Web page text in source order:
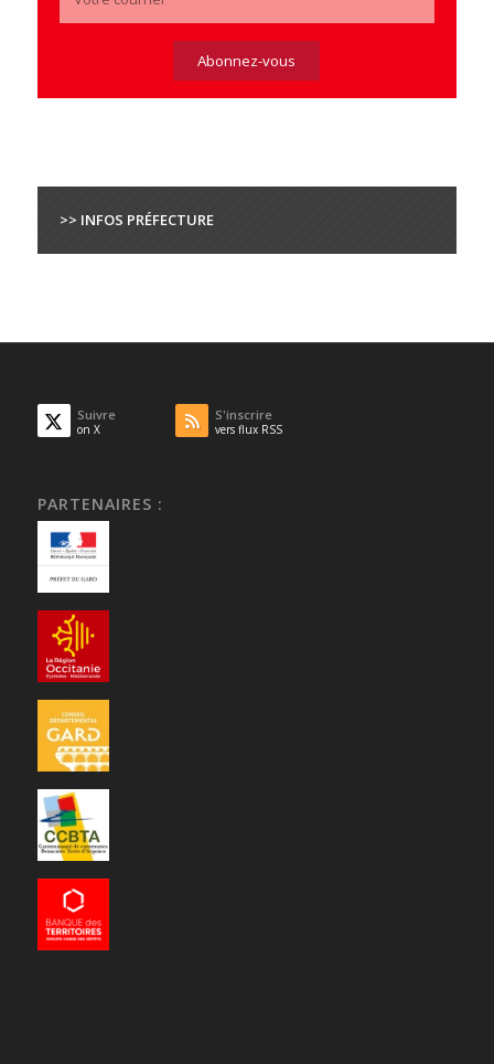
>> INFOS PRÉFECTURE
Suivre
on X
S'inscrire
vers flux RSS
PARTENAIRES :